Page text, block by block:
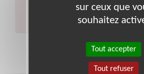
votre code postal par celui de
Effectuer une nouvelle
sur ceux que
souhaitez
Tout accepter
Tout refuser